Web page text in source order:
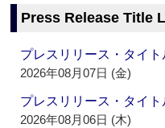
Press Release Title
プレスリリース・タイ
2026年08月07日 (金)
プレスリリース・タイ
2026年08月06日 (木)